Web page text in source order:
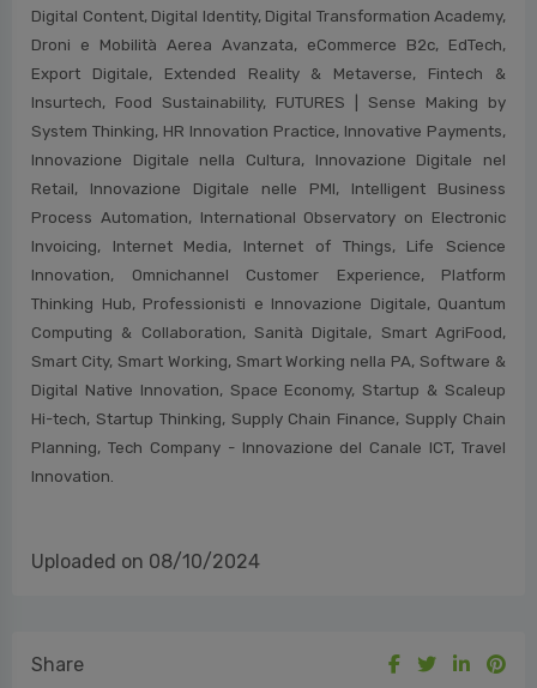
Digital Content, Digital Identity, Digital Transformation Academy,
Droni e Mobilità Aerea Avanzata, eCommerce B2c, EdTech,
Export Digitale, Extended Reality & Metaverse, Fintech &
Insurtech, Food Sustainability, FUTURES | Sense Making by
System Thinking, HR Innovation Practice, Innovative Payments,
Innovazione Digitale nella Cultura, Innovazione Digitale nel
Retail, Innovazione Digitale nelle PMI, Intelligent Business
Process Automation, International Observatory on Electronic
Invoicing, Internet Media, Internet of Things, Life Science
Innovation, Omnichannel Customer Experience, Platform
Thinking Hub, Professionisti e Innovazione Digitale, Quantum
Computing & Collaboration, Sanità Digitale, Smart AgriFood,
Smart City, Smart Working, Smart Working nella PA, Software &
Digital Native Innovation, Space Economy, Startup & Scaleup
Hi-tech, Startup Thinking, Supply Chain Finance, Supply Chain
Planning, Tech Company - Innovazione del Canale ICT, Travel
Innovation.
Uploaded on 08/10/2024
Share